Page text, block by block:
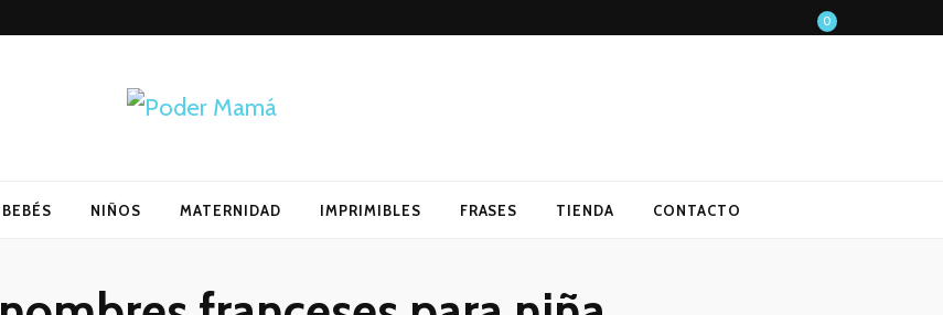
0
BEBÉS NIÑOS MATERNIDAD IMPRIMIBLES FRASES TIENDA CONTACTO